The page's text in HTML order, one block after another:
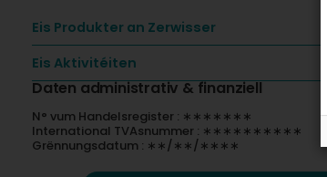
Eis Produkter an Zerwisser
Eis Aktivitéiten
Daten administrativ & finanziell
N° vum Handelsregister : ∗∗∗∗∗∗∗
International TVAsnummer : ∗∗∗∗∗∗∗∗∗∗
Grënnungsdatum : ∗∗/∗∗/∗∗∗∗